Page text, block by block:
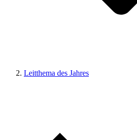
Leitthema des Jahres